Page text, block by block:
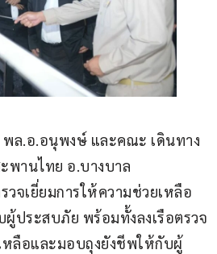
พล.อ.อนุพงษ์ และคณะ เดินทาง
พานไทย อ.บางบาล
วจเยี่ยมการให้ความช่วยเหลือ
ประสบภัย พร้อมทั้งลงเรือตรวจ
หลือและมอบถุงยังชีพให้กับผู้